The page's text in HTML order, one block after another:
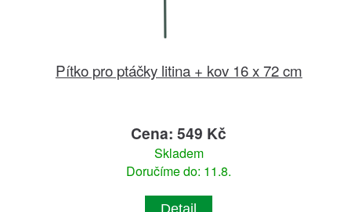
Pítko pro ptáčky litina + kov 16 x 72 cm
Cena: 549 Kč
Skladem
Doručíme do: 11.8.
Detail